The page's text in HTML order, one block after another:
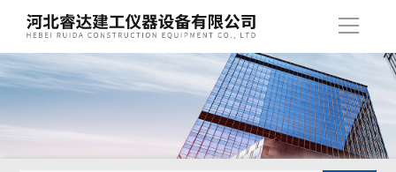
导